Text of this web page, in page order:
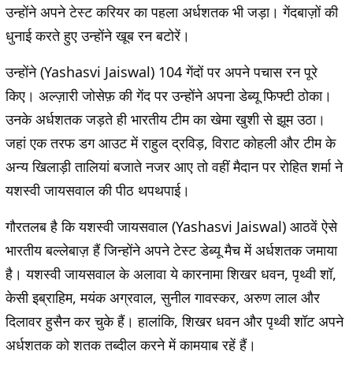
उन्होंने अपने टेस्ट करियर का पहला अर्धशतक भी जड़ा। गेंदबाज़ों की
धुनाई करते हुए उन्होंने खूब रन बटोरें।
उन्होंने (Yashasvi Jaiswal) 104 गेंदों पर अपने पचास रन पूरे
किए। अल्ज़ारी जोसेफ़ की गेंद पर उन्होंने अपना डेब्यू फिफ्टी ठोका।
उनके अर्धशतक जड़ते ही भारतीय टीम का खेमा खुशी से झूम उठा।
जहां एक तरफ डग आउट में राहुल द्रविड़, विराट कोहली और टीम के
अन्य खिलाड़ी तालियां बजाते नजर आए तो वहीं मैदान पर रोहित शर्मा ने
यशस्वी जायसवाल की पीठ थपथपाई।
गौरतलब है कि यशस्वी जायसवाल (Yashasvi Jaiswal) आठवें ऐसे
भारतीय बल्लेबाज़ हैं जिन्होंने अपने टेस्ट डेब्यू मैच में अर्धशतक जमाया
है। यशस्वी जायसवाल के अलावा ये कारनामा शिखर धवन, पृथ्वी शॉ,
केसी इब्राहिम, मयंक अग्रवाल, सुनील गावस्कर, अरुण लाल और
दिलावर हुसैन कर चुके हैं। हालांकि, शिखर धवन और पृथ्वी शॉट अपने
अर्धशतक को शतक तब्दील करने में कामयाब रहें हैं।